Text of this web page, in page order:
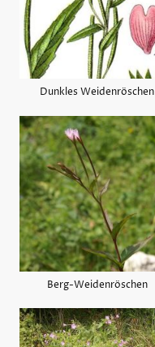
Dunkles Weidenröschen
Berg-Weidenröschen